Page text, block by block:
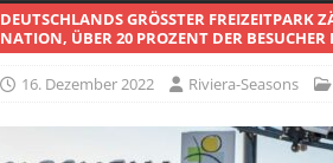
& TRAVEL
DEUTSCHLANDS GRÖSSTER FREIZEITPARK
ATION, ÜBER 20 PROZENT DER BESUCHER
16. Dezember 2022 Riviera-Seasons